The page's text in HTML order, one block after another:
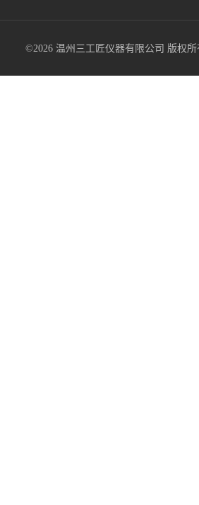
©2026 温州三工匠仪器有限公司 版权所